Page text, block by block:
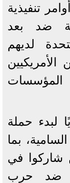
تنفيذية
ضد بعد
لديهم
الأمريكيين
المؤسسات
لبدء حملة
بما
شاركوا في
ضد حرب